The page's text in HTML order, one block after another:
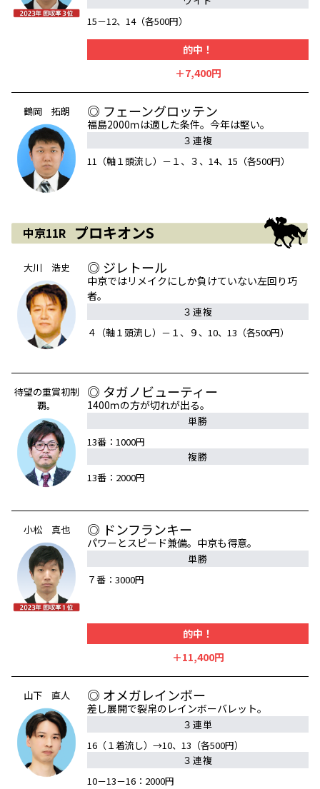
15－12、14（各500円）
的中！
＋7,400円
鶴岡 拓朗 ◎ フェーングロッテン
福島2000ｍは適した条件。今年は堅い。
３連複
11（軸１頭流し）－１、３、14、15（各500円）
中京11R プロキオンS
大川 浩史 ◎ ジレトール
中京ではリメイクにしか負けていない左回り巧
者。
３連複
４（軸１頭流し）－１、９、10、13（各500円）
待望の重賞初制
覇。
◎ タガノビューティー
1400ｍの方が切れが出る。
単勝
13番：1000円
複勝
13番：2000円
小松 真也 ◎ ドンフランキー
パワーとスピード兼備。中京も得意。
単勝
７番：3000円
的中！
＋11,400円
山下 直人 ◎ オメガレインボー
差し展開で裂帛のレインボーバレット。
３連単
16（１着流し）→10、13（各500円）
３連複
10－13－16：2000円